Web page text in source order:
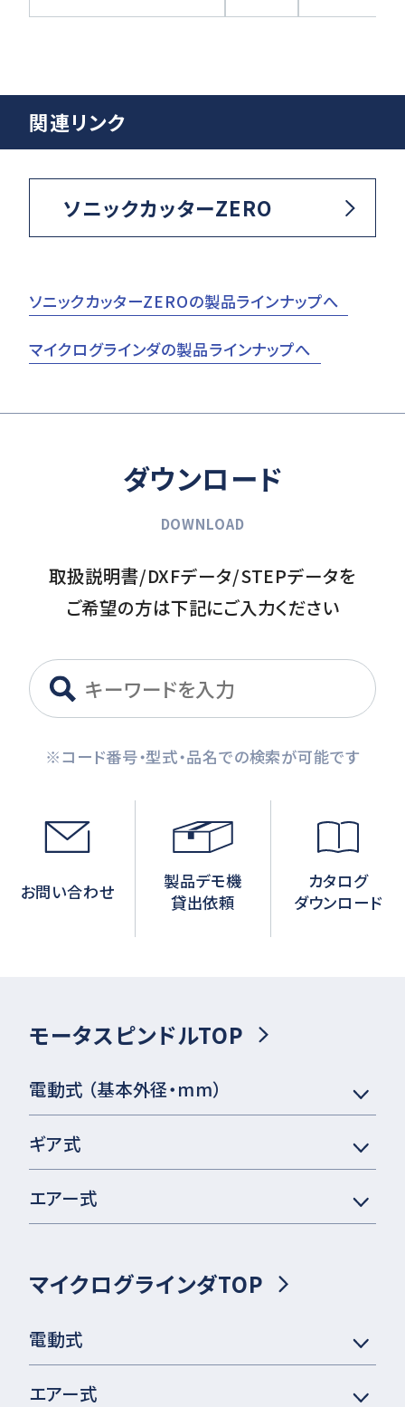
関連リンク
ソニックカッターZERO
ソニックカッターZEROの製品ラインナップへ
マイクログラインダの製品ラインナップへ
ダウンロード
DOWNLOAD
取扱説明書/DXFデータ/STEPデータを
ご希望の方は下記にご入力ください
※コード番号・型式・品名での検索が可能です
お問い合わせ
製品デモ機
貸出依頼
カタログ
ダウンロード
モータスピンドルTOP
電動式 （基本外径・mm）
ギア式
エアー式
マイクログラインダTOP
電動式
エアー式